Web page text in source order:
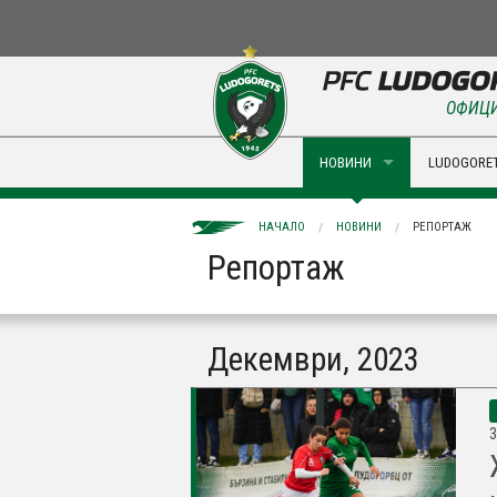
НОВИНИ
НАЧАЛО НОВИНИ РЕПОРТАЖ
Репортаж
Декември, 2023